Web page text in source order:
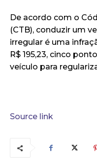
De acordo com o
(CTB), conduzir um
irregular é uma
R$ 195,23, cinco
veículo para
Source link